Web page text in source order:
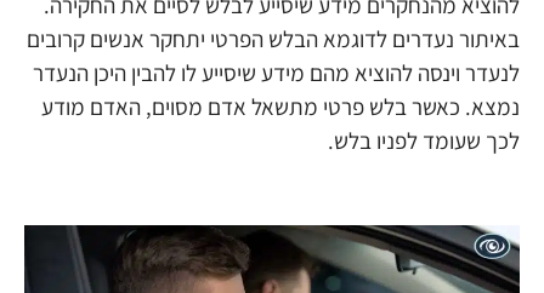
באיתור נעדרים לדוגמא הבלש הפרטי יתחקר אנשים קרובים
לנעדר וינסה להוציא מהם מידע שיסייע לו להבין היכן הנעדר
נמצא. כאשר בלש פרטי מתשאל אדם מסוים, האדם מודע
לכך שעומד לפניו בלש.